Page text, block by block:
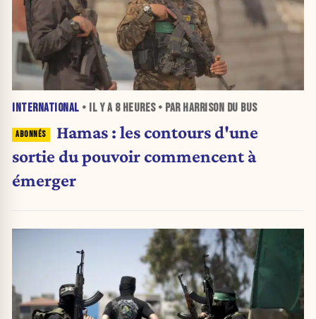
INTERNATIONAL • IL Y A 8 HEURES• PAR HARRISON DU BUS
Hamas : les contours d'une
sortie du pouvoir commencent à
émerger